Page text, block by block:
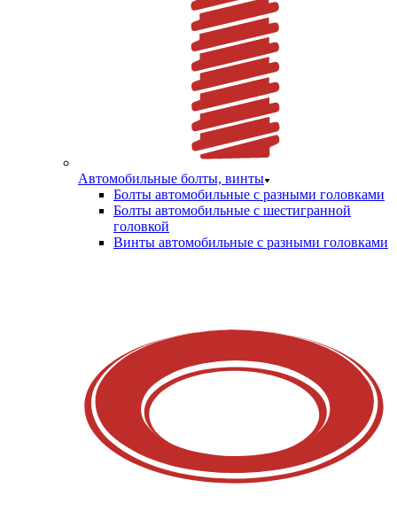
Автомобильные болты, винты
Болты автомобильные с разными головками
Болты автомобильные с шестигранной
головкой
Винты автомобильные с разными головками